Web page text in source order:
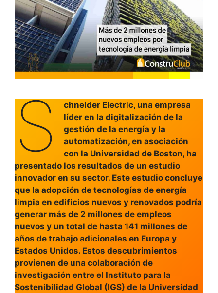
S
chneider Electric, una empresa
líder en la digitalización de la
gestión de la energía y la
automatización, en asociación
con la Universidad de Boston, ha
presentado los resultados de un estudio
innovador en su sector. Este estudio concluye
que la adopción de tecnologías de energía
limpia en edificios nuevos y renovados podría
generar más de 2 millones de empleos
nuevos y un total de hasta 141 millones de
años de trabajo adicionales en Europa y
Estados Unidos. Estos descubrimientos
provienen de una colaboración de
investigación entre el Instituto para la
Sostenibilidad Global (IGS) de la Universidad